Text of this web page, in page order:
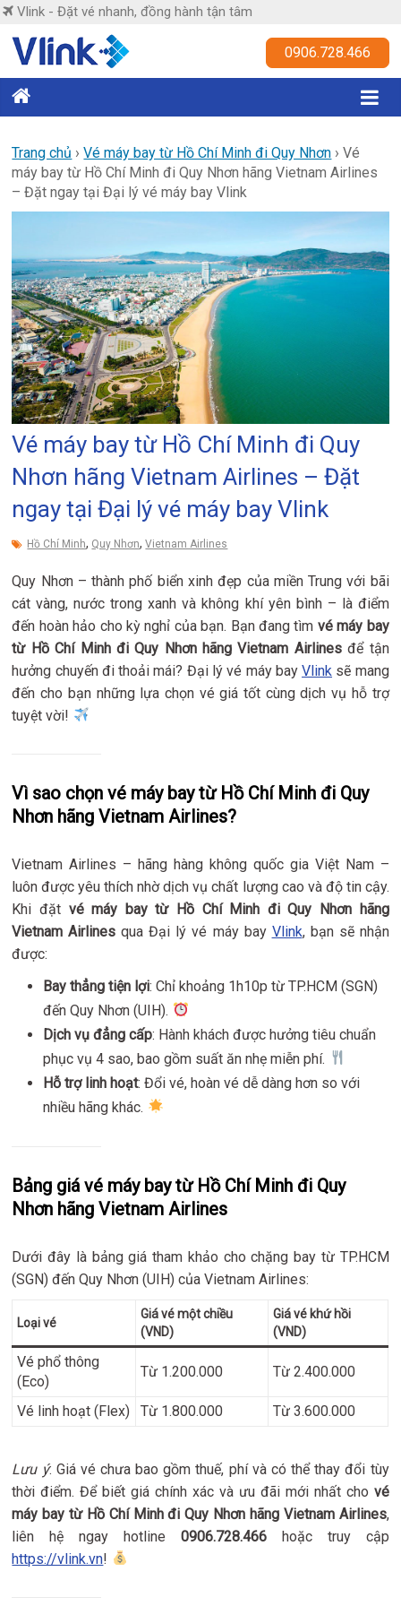
Skip
content
Vlink - Đặt vé nhanh, đồng hành tận tâm
Vlink
nhanh,
đồng
hành
tận
0906.728.466
Trang chủ ›Vé máy bay từ Hồ Chí Minh đi Quy Nhơn ›Vé
máy bay từ Hồ Chí Minh đi Quy Nhơn hãng Vietnam Airlines
– Đặt ngay tại Đại lý vé máy bay Vlink
Vé máy bay từ Hồ Chí Minh đi Quy
Nhơn hãng Vietnam Airlines – Đặt
ngay tại Đại lý vé máy bay Vlink
Hồ Chí Minh, Quy Nhơn,Vietnam Airlines
Quy Nhơn – thành phố biển xinh đẹp của miền Trung với bãi
cát vàng, nước trong xanh và không khí yên bình – là điểm
đến hoàn hảo cho kỳ nghỉ của bạn. Bạn đang tìm vé máy bay
từ Hồ Chí Minh đi Quy Nhơn hãng Vietnam Airlinesđể tận
hưởng chuyến đi thoải mái? Đại lý vé máy bayVlink sẽ mang
đến cho bạn những lựa chọn vé giá tốt cùng dịch vụ hỗ trợ
tuyệt vời!
Vì sao chọn vé máy bay từ Hồ Chí Minh đi Quy
Nhơn hãng Vietnam Airlines?
Vietnam Airlines – hãng hàng không quốc gia Việt Nam –
luôn được yêu thích nhờ dịch vụ chất lượng cao và độ tin cậy.
Khi đặt vé máy bay từ Hồ Chí Minh đi Quy Nhơn hãng
Vietnam Airlines qua Đại lý vé máy bay Vlink, bạn sẽ nhận
được:
Bay thẳng tiện lợi: Chỉ khoảng 1h10p từ TP.HCM (SGN)
đến Quy Nhơn (UIH).
Dịch vụ đẳng cấp: Hành khách được hưởng tiêu chuẩn
phục vụ 4 sao, bao gồm suất ăn nhẹ miễn phí.
Hỗ trợ linh hoạt: Đổi vé, hoàn vé dễ dàng hơn so với
nhiều hãng khác.
Bảng giá vé máy bay từ Hồ Chí Minh đi Quy
Nhơn hãng Vietnam Airlines
Dưới đây là bảng giá tham khảo cho chặng bay từ TP.HCM
(SGN) đến Quy Nhơn (UIH) của Vietnam Airlines:
Loại vé
Giá vé một chiều
(VND)
Giá vé khứ hồi
(VND)
Vé phổ thông
(Eco)
Từ 1.200.000 Từ 2.400.000
Vé linh hoạt (Flex) Từ 1.800.000 Từ 3.600.000
Lưu ý: Giá vé chưa bao gồm thuế, phí và có thể thay đổi tùy
thời điểm. Để biết giá chính xác và ưu đãi mới nhất cho vé
máy bay từ Hồ Chí Minh đi Quy Nhơn hãng Vietnam Airlines,
liên hệ ngay hotline 0906.728.466hoặc truy cập
https://vlink.vn!